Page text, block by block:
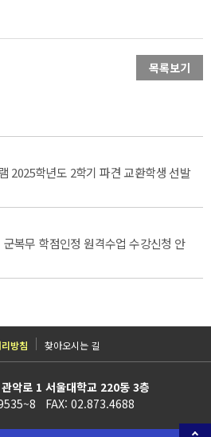
목록보기
2025학년도 2학기 파견 교환학생 선발
복무 학점인정 원격수업 수강신청 안
방침 찾아오시는 길
악로 1 서울대학교 220동 3층
FAX: 02.873.4688